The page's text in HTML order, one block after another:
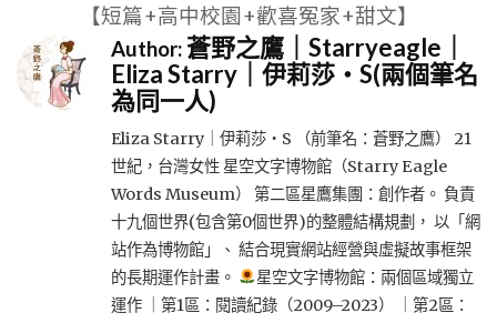
【短篇+高中校園+歡喜冤家+甜文】
Author:蒼野之鷹｜Starryeagle｜
Eliza Starry｜伊莉莎・S(兩個筆名
為同一人)
Eliza Starry｜伊莉莎・S （前筆名：蒼野之鷹） 21
世紀，台灣女性 星空文字博物館（Starry Eagle
Words Museum） 第二區星鷹集團：創作者。 負責
十九個世界(包含第0個世界)的整體結構規劃， 以「網
站作為博物館」、 結合現實網站經營與虛擬故事框架
的長期運作計畫。
星空文字博物館：兩個區域獨立
運作 ｜第1區：閱讀紀錄（2009–2023） ｜第2區：